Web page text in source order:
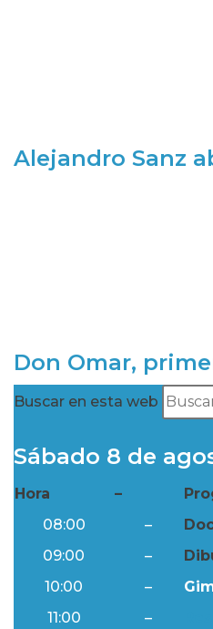
Alejandro Sanz
Don Omar,
Buscar en esta web
Sábado 8 de
Hora –
08:00
–
09:00
–
10:00
–
11:00
–